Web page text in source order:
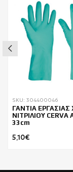
SKU: 304400046
ΓΑΝΤΙΑ
ΝΙΤΡΙΛΙΟΥ CERVA
33cm
5,10€